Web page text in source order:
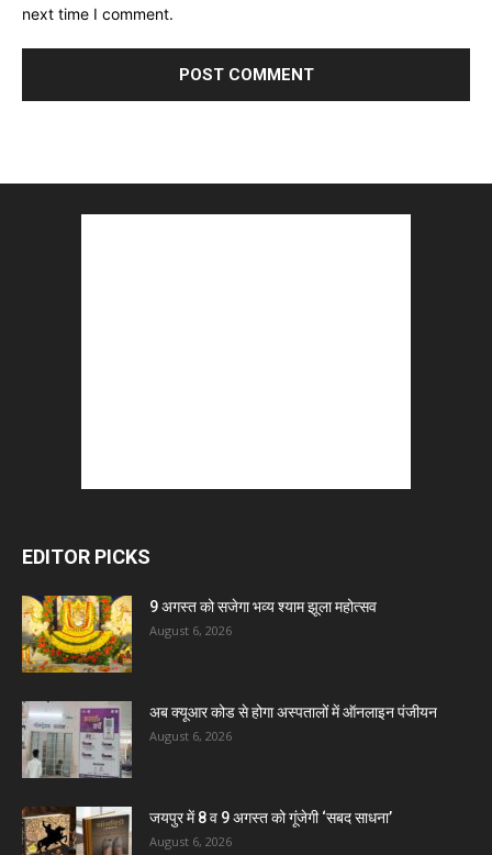
next time I comment.
EDITOR PICKS
9 अगस्त को सजेगा भव्य श्याम झूला महोत्सव
August 6, 2026
अब क्यूआर कोड से होगा अस्पतालों में ऑनलाइन पंजीयन
August 6, 2026
जयपुर में 8 व 9 अगस्त को गूंजेगी ‘सबद साधना’
August 6, 2026